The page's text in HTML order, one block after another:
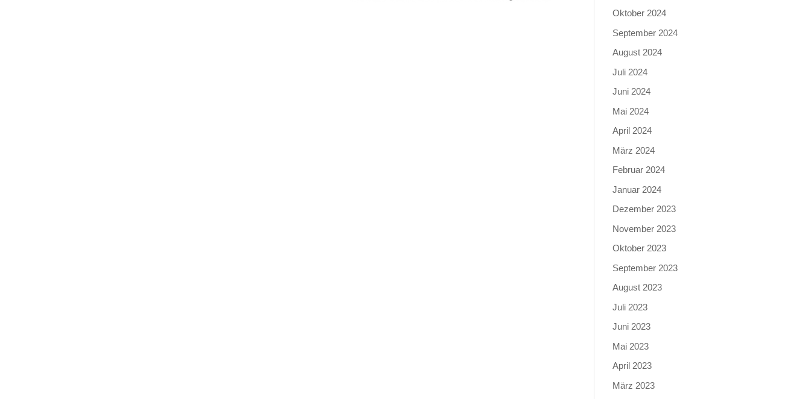
Oktober 2024
September 2024
August 2024
Juli 2024
Juni 2024
Mai 2024
April 2024
März 2024
Februar 2024
Januar 2024
Dezember 2023
November 2023
Oktober 2023
September 2023
August 2023
Juli 2023
Juni 2023
Mai 2023
April 2023
März 2023